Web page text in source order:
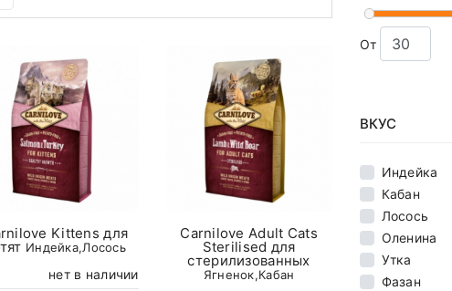
Kittens для
Индейка,Лосось
нет в наличии
Carnilove Adult Cats
Sterilised для
стерилизованных
Ягненок,Кабан
От
ВКУС
Индейка
Кабан
Лосось
Оленина
Утка
Фазан